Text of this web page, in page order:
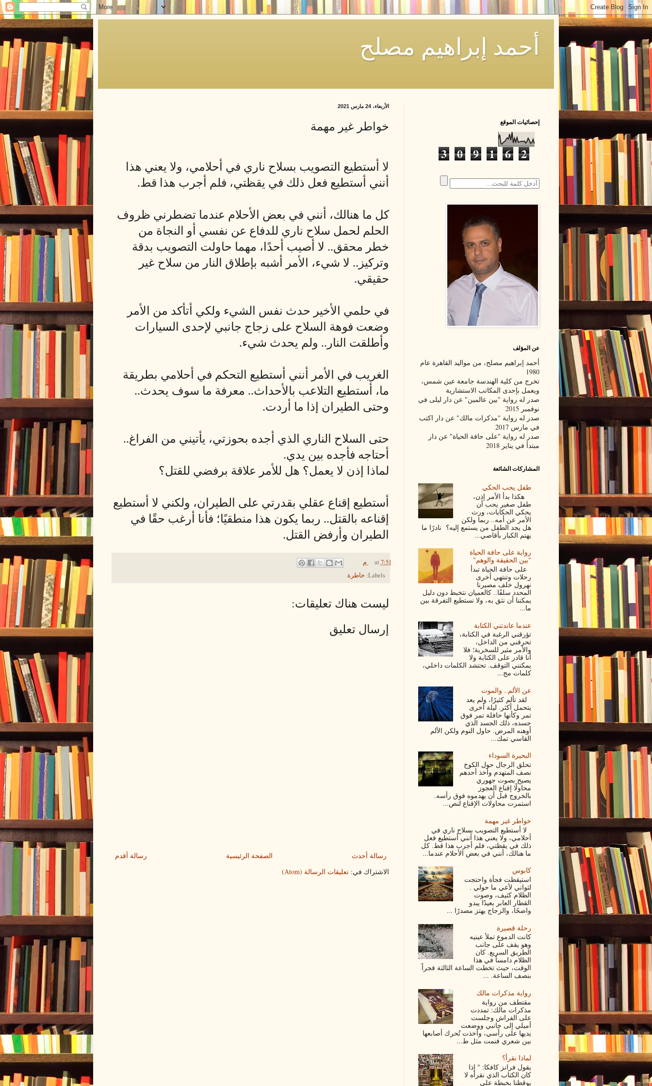
أحمد إبراهيم مصلح
الأربعاء، 24 مارس 2021
خواطر غير مهمة
لا أستطيع التصويب بسلاح ناري في أحلامي، ولا يعني هذا
أنني أستطيع فعل ذلك في يقظتي، فلم أجرب هذا قط.
كل ما هنالك، أنني في بعض الأحلام عندما تضطرني ظروف
الحلم لحمل سلاح ناري للدفاع عن نفسي أو النجاة من
خطر محقق.. لا أصيب أحدًا، مهما حاولت التصويب بدقة
وتركيز.. لا شيء، الأمر أشبه بإطلاق النار من سلاح غير
حقيقي.
في حلمي الأخير حدث نفس الشيء ولكي أتأكد من الأمر
وضعت فوهة السلاح على زجاج جانبي لإحدى السيارات
وأطلقت النار.. ولم يحدث شيء.
الغريب في الأمر أنني أستطيع التحكم في أحلامي بطريقة
ما، أستطيع التلاعب بالأحداث.. معرفة ما سوف يحدث..
وحتى الطيران إذا ما أردت.
حتى السلاح الناري الذي أجده بحوزتي، يأتيني من الفراغ..
أحتاجه فأجده بين يدي.
لماذا إذن لا يعمل؟ هل للأمر علاقة برفضي للقتل؟
أستطيع إقناع عقلي بقدرتي على الطيران، ولكني لا أستطيع
إقناعه بالقتل.. ربما يكون هذا منطقيًا؛ فأنا أرغب حقًا في
الطيران وأرفض القتل.
at 7:51 م
Labels: خاطرة
ليست هناك تعليقات:
إرسال تعليق
رسالة أحدث رسالة أقدم
الصفحة الرئيسية
الاشتراك في: تعليقات الرسالة (Atom)
إحصائيات الموقع
3 0 9 1 6 2
عن المؤلف
أحمد إبراهيم مصلح، من مواليد القاهرة عام
1980
تخرج من كلية الهندسة جامعة عين شمس،
ويعمل بإحدى المكاتب الاستشارية
صدر له رواية "بين عالمين" عن دار ليلى في
نوفمبر 2015
صدر له رواية "مذكرات مالك" عن دار اكتب
في مارس 2017
صدر له رواية "على حافة الحياة" عن دار
مبتدأ في يناير 2018
المشاركات الشائعة
طفل يحب الحكي
هكذا بدأ الأمر إذن،
طفل صغير يحب أن
يحكي الحكايات، ورث
الأمر عن أمه.. ربما ولكن
هل يجد الطفل من يستمع إليه؟ نادرًا ما
يهتم الكبار بأقاصي...
رواية على حافة الحياة
"بين الحقيقة والوهم"
على حافة الحياة تبدأ
رحلات وتنتهي أخرى
نهرول خلف مصيرنا
المحدد سلفًا.. كالعميان نتخبط دون دليل
يمكننا أن نثق به، ولا نستطيع التفرقة بين
ما...
عندما عاندتني الكتابة
تؤرقني الرغبة في الكتابة،
تحرقني من الداخل،
والأمر مثير للسخرية؛ فلا
أنا قادر على الكتابة ولا
يمكنني التوقف. تحتشد الكلمات داخلي،
كلمات مج...
عن الألم.. والموت
لقد تألم كثيرًا، ولم يعد
يتحمل أكثر. ليلة أخرى
تمر وكأنها حافلة تمر فوق
جسده، ذلك الجسد الذي
أوهنه المرض. حاول النوم ولكن الألم
القاسي تمك...
البحيرة السوداء
تحلق الرجال حول الكوخ
نصف المتهدم وأخذ أحدهم
يصيح بصوت جهوري
محاولًا إقناع العجوز
بالخروج قبل أن يهدموه فوق رأسه.
استمرت محاولات الإقناع لنص...
خواطر غير مهمة
لا أستطيع التصويب بسلاح ناري في
أحلامي، ولا يعني هذا أنني أستطيع فعل
ذلك في يقظتي، فلم أجرب هذا قط. كل
ما هنالك، أنني في بعض الأحلام عندما...
كابوس
استيقظت فجأة واحتجت
لثواني لأعي ما حولي .
الظلام كثيف، وصوت
القطار العابر بعيدًا يبدو
واضحًا، والزجاج يهتز مصدرًا ...
رحلة قصيرة
كانت الدموع تملأ عينيه
وهو يقف على جانب
الطريق السريع. كان
الظلام دامساً في هذا
الوقت، حيث تخطت الساعة الثالثة فجراً
بنصف الساعة. ...
رواية مذكرات مالك
مقتطف من رواية
مذكرات مالك: تمددت
على الفراش وجلست
أميلي إلى جانبي ووضعت
يديها على رأسي، وأخذت تُحرك أصابعها
بين شعري فنمت مثل ط...
لماذا نقرأ؟
يقول فرانز كافكا: " إذا
كان الكتاب الذي نقرأه لا
يوقظنا بخبطة على